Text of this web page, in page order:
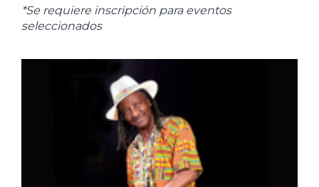
*Se requiere inscripción para eventos
seleccionados